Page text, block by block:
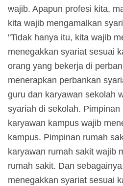
wajib. Apapun profesi kita,
kita wajib mengamalkan
"Tidak hanya itu, kita wajib
menegakkan syariat sesuai
orang yang bekerja di
menerapkan perbankan
guru dan karyawan sekolah
syariah di sekolah.
karyawan kampus wajib
kampus. Pimpinan rumah
karyawan rumah sakit wajib
rumah sakit. Dan
menegakkan syariat sesuai